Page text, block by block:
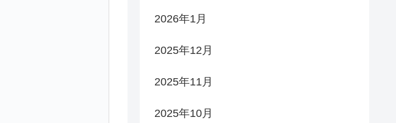
2026年1月
2025年12月
2025年11月
2025年10月